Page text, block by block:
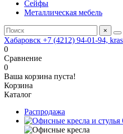
Сейфы
Металлическая мебель
×
Хабаровск +7 (4212) 94-01-94,
0
Сравнение
0
Ваша корзина пуста!
Корзина
Каталог
Распродажа